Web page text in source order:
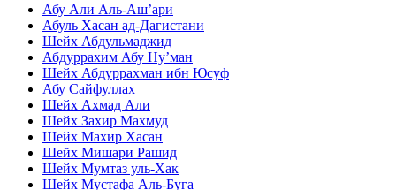
Абу Али Аль-Аш’ари
Абуль Хасан ад-Дагистани
Шейх Абдульмаджид
Абдуррахим Абу Ну’ман
Шейх Абдуррахман ибн Юсуф
Абу Сайфуллах
Шейх Ахмад Али
Шейх Захир Махмуд
Шейх Махир Хасан
Шейх Мишари Рашид
Шейх Мумтаз уль-Хак
Шейх Мустафа Аль-Буга